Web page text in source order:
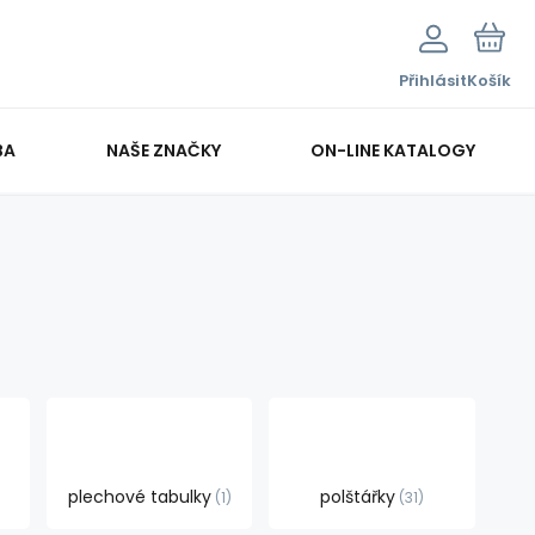
PřihlásitKošík
NAŠE ZNAČKY ON-LINE KATALOGY
plechové tabulky 1 polštářky 31